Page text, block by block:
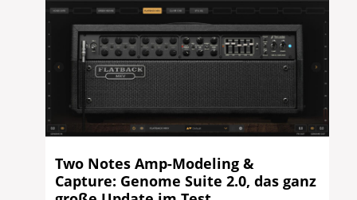
Two Notes Amp-Modeling &
Capture: Genome Suite 2.0, das ganz